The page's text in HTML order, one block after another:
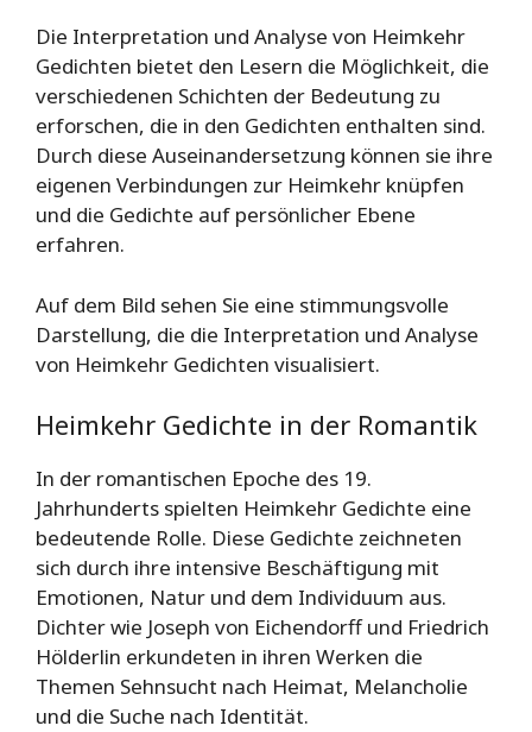
Die Interpretation und Analyse von Heimkehr
Gedichten bietet den Lesern die Möglichkeit, die
verschiedenen Schichten der Bedeutung zu
erforschen, die in den Gedichten enthalten sind.
Durch diese Auseinandersetzung können sie ihre
eigenen Verbindungen zur Heimkehr knüpfen
und die Gedichte auf persönlicher Ebene
erfahren.
Auf dem Bild sehen Sie eine stimmungsvolle
Darstellung, die die Interpretation und Analyse
von Heimkehr Gedichten visualisiert.
Heimkehr Gedichte in der Romantik
In der romantischen Epoche des 19.
Jahrhunderts spielten Heimkehr Gedichte eine
bedeutende Rolle. Diese Gedichte zeichneten
sich durch ihre intensive Beschäftigung mit
Emotionen, Natur und dem Individuum aus.
Dichter wie Joseph von Eichendorff und Friedrich
Hölderlin erkundeten in ihren Werken die
Themen Sehnsucht nach Heimat, Melancholie
und die Suche nach Identität.